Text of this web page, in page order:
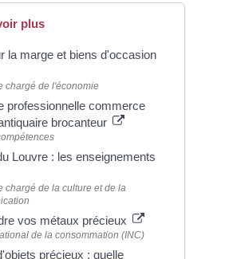
plus
la marge et biens d'occasion
chargé de l'économie
professionnelle commerce
brocanteur
Louvre : les enseignements
chargé de la culture et de la
vos métaux précieux
de la consommation (INC)
précieux : quelle